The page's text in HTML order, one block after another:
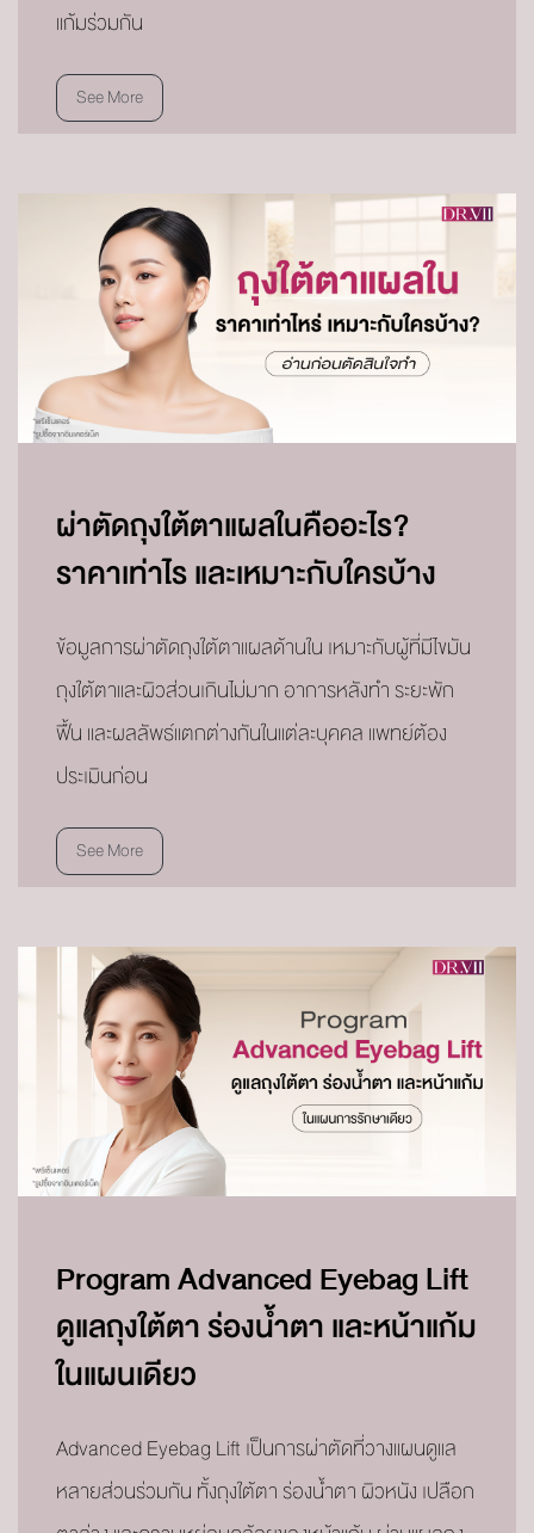
แก้มร่วมกัน
See More
ผ่าตัดถุงใต้ตาแผลในคืออะไร?
ราคาเท่าไร และเหมาะกับใครบ้าง
ข้อมูลการผ่าตัดถุงใต้ตาแผลด้านใน เหมาะกับผู้ที่มีไขมัน
ถุงใต้ตาและผิวส่วนเกินไม่มาก อาการหลังทำ ระยะพัก
ฟื้น และผลลัพธ์แตกต่างกันในแต่ละบุคคล แพทย์ต้อง
ประเมินก่อน
See More
Program Advanced Eyebag Lift
ดูแลถุงใต้ตา ร่องน้ำตา และหน้าแก้ม
ในแผนเดียว
Advanced Eyebag Lift เป็นการผ่าตัดที่วางแผนดูแล
หลายส่วนร่วมกัน ทั้งถุงใต้ตา ร่องน้ำตา ผิวหนัง เปลือก